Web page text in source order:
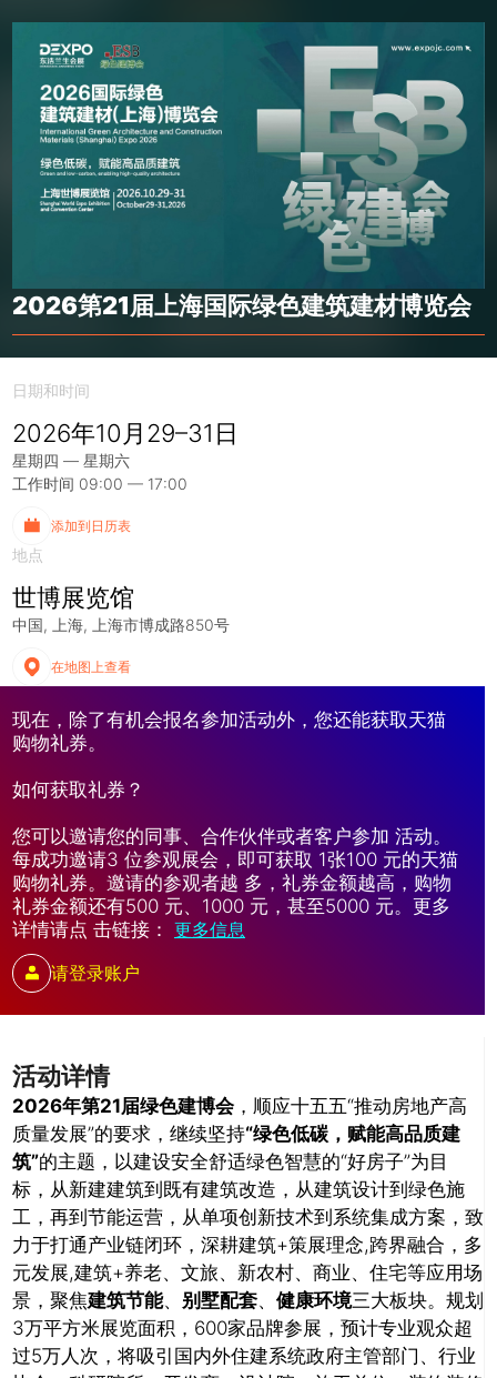
2026第21届上海国际绿色建筑建材博览会
活动详情
2026年第21届绿色建博会 ，顺应十五五“推动房地产高
质量发展”的要求，继续坚持“绿色低碳，赋能高品质建
筑”的主题，以建设安全舒适绿色智慧的“好房子”为目
标，从新建建筑到既有建筑改造，从建筑设计到绿色施
工，再到节能运营，从单项创新技术到系统集成方案，致
力于打通产业链闭环，深耕建筑+策展理念,跨界融合，多
元发展,建筑+养老、文旅、新农村、商业、住宅等应用场
景，聚焦建筑节能、 别墅配套、 健康环境三大板块。规划
3万平方米展览面积，600家品牌参展，预计专业观众超
过5万人次，将吸引国内外住建系统政府主管部门、行业
日期和时间
2026年10月29–31日
星期四 — 星期六
工作时间 09:00 — 17:00
添加到日历表
地点
世博展览馆
中国 上海 上海市博成路850号
在地图上查看
现在，除了有机会报名参加活动外，您还能获取天猫
购物礼券。
如何获取礼券？
您可以邀请您的同事、合作伙伴或者客户参加 活动。
每成功邀请3 位参观展会，即可获取 1张100 元的天猫
购物礼券。邀请的参观者越 多，礼券金额越高，购物
礼券金额还有500 元、1000 元，甚至5000 元。更多
详情请点 击链接： 更多信息
请登录账户